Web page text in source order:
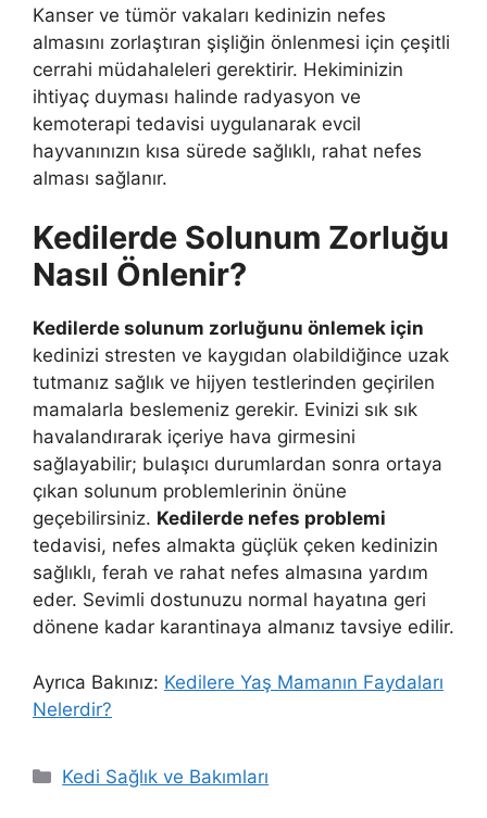
Kanser ve tümör vakaları kedinizin nefes
almasını zorlaştıran şişliğin önlenmesi için çeşitli
cerrahi müdahaleleri gerektirir. Hekiminizin
ihtiyaç duyması halinde radyasyon ve
kemoterapi tedavisi uygulanarak evcil
hayvanınızın kısa sürede sağlıklı, rahat nefes
alması sağlanır.
Kedilerde Solunum Zorluğu
Nasıl Önlenir?
Kedilerde solunum zorluğunu önlemek için
kedinizi stresten ve kaygıdan olabildiğince uzak
tutmanız sağlık ve hijyen testlerinden geçirilen
mamalarla beslemeniz gerekir. Evinizi sık sık
havalandırarak içeriye hava girmesini
sağlayabilir; bulaşıcı durumlardan sonra ortaya
çıkan solunum problemlerinin önüne
geçebilirsiniz. Kedilerde nefes problemi
tedavisi, nefes almakta güçlük çeken kedinizin
sağlıklı, ferah ve rahat nefes almasına yardım
eder. Sevimli dostunuzu normal hayatına geri
dönene kadar karantinaya almanız tavsiye edilir.
Ayrıca Bakınız: Kedilere Yaş Mamanın Faydaları
Nelerdir?
Kategoriler
Kedi Sağlık ve Bakımları